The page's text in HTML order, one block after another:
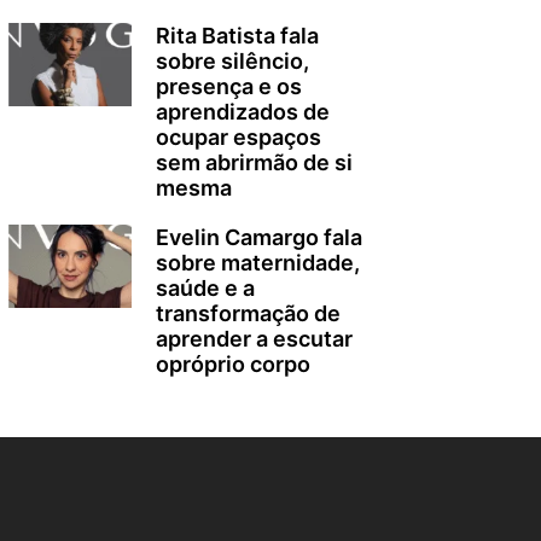
Rita Batista fala
sobre silêncio,
presença e os
aprendizados de
ocupar espaços
sem abrirmão de si
mesma
Evelin Camargo fala
sobre maternidade,
saúde e a
transformação de
aprender a escutar
opróprio corpo